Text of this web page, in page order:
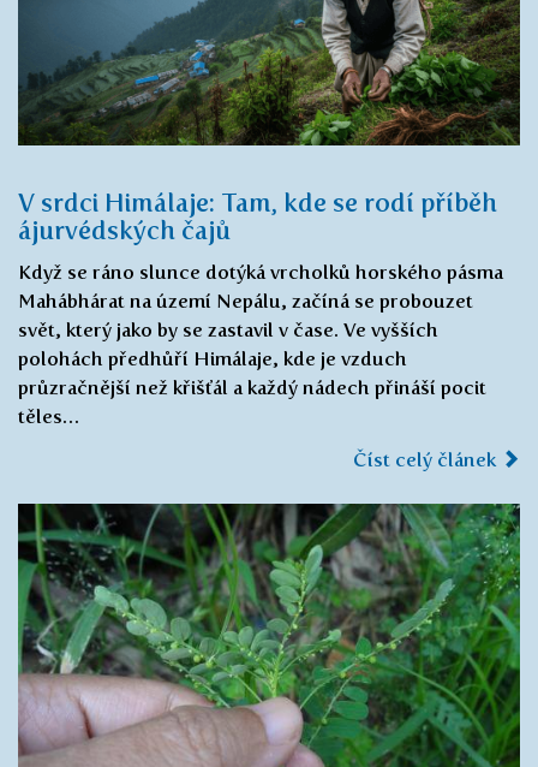
V srdci Himálaje: Tam, kde se rodí příběh
ájurvédských čajů
Když se ráno slunce dotýká vrcholků horského pásma
Mahábhárat na území Nepálu, začíná se probouzet
svět, který jako by se zastavil v čase. Ve vyšších
polohách předhůří Himálaje, kde je vzduch
průzračnější než křišťál a každý nádech přináší pocit
těles…
Číst celý článek